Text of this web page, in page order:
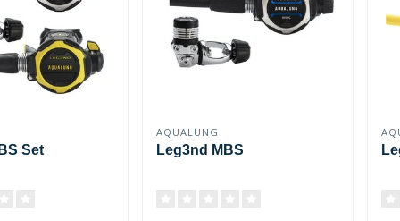
Set
AQUALUNG
Leg3nd MBS